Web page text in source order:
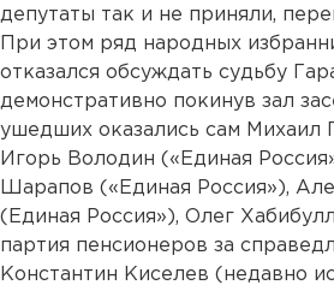
депутаты так и не приняли,
При этом ряд народных
отказался обсуждать судьбу
демонстративно покинув зал
ушедших оказались сам Михаил
Игорь Володин («Единая
Шарапов («Единая Россия»),
(Единая Россия»), Олег
партия пенсионеров за
Константин Киселев (недавно